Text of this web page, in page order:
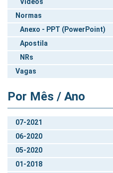
Normas
Anexo - PPT (PowerPoint)
Apostila
NRs
Vagas
Por Mês / Ano
07-2021
06-2020
05-2020
01-2018